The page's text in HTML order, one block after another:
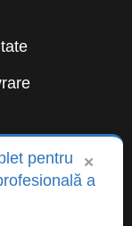
drepturile ×
pentru
a